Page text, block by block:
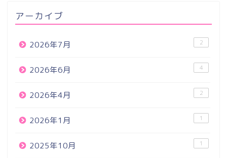
アーカイブ
2026年7月 2
2026年6月 4
2026年4月 2
2026年1月 1
2025年10月 1